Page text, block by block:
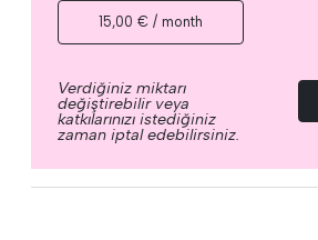
15,00 € / month
Verdiğiniz miktarı
değiştirebilir veya
katkılarınızı istediğiniz
zaman iptal edebilirsiniz.